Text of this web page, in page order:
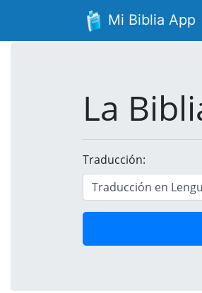
Mi Biblia App
La
Traducción: